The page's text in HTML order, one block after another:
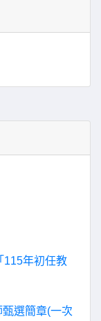
115年初任教
選簡章(一次